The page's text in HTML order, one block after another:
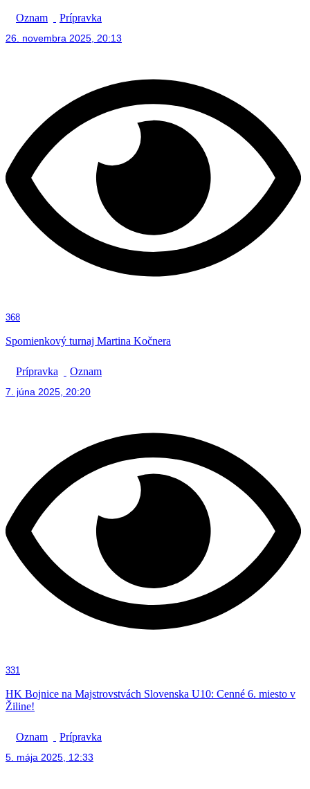
Oznam Prípravka
26. novembra 2025, 20:13
368
Spomienkový turnaj Martina Kočnera
Prípravka Oznam
7. júna 2025, 20:20
331
HK Bojnice na Majstrovstvách Slovenska U10: Cenné 6. miesto v
Žiline!
Oznam Prípravka
5. mája 2025, 12:33